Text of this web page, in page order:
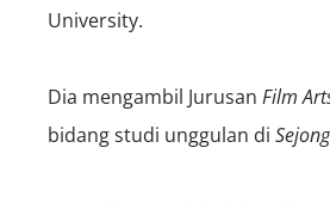
University.
Dia mengambil Jurusan Film
bidang studi unggulan di